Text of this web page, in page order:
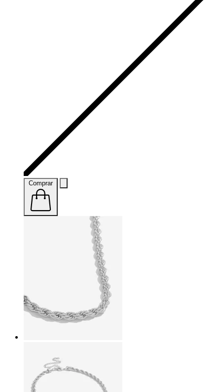
Comprar